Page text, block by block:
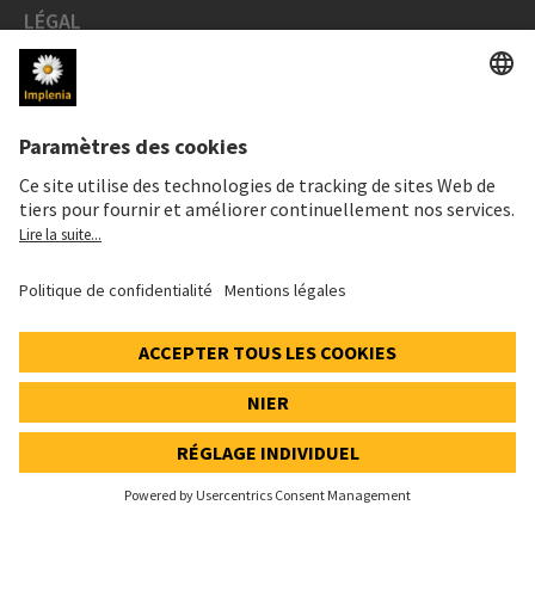
LÉGAL
Mentions légales
Données personnelles
Déclaration cookies et social media
Paramètres de confidentialité
SWX: Implenia AG
62,70 CHF
-0,50 CHF (-0,79%)